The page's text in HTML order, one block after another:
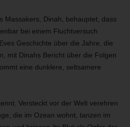
Massakers, Dinah, behauptet, dass
bei einem Fluchtversuch
Geschichte über die Jahre, die
mit Dinahs Bericht über die Folgen
eine dunklere, seltsamere
Versteckt vor der Welt verehren
die im Ozean wohnt, tanzen im